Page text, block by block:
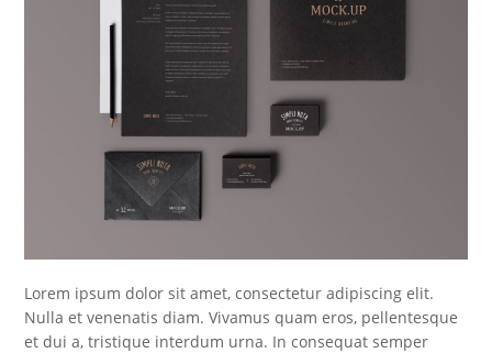
Lorem ipsum dolor sit amet, consectetur adipiscing elit.
Nulla et venenatis diam. Vivamus quam eros, pellentesque
et dui a, tristique interdum urna. In consequat semper